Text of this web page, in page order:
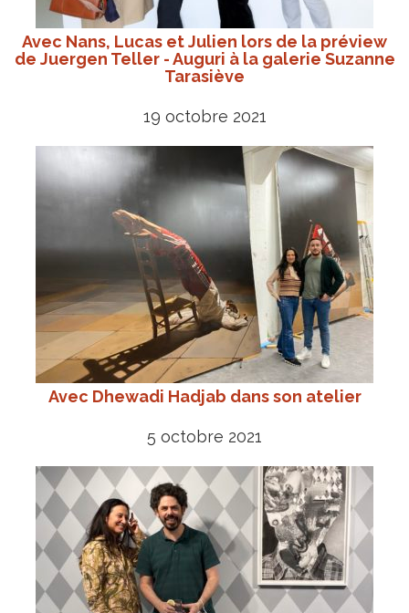
Avec Nans, Lucas et Julien lors de la préview
de Juergen Teller - Auguri à la galerie Suzanne
Tarasiève
19 octobre 2021
Avec Dhewadi Hadjab dans son atelier
5 octobre 2021